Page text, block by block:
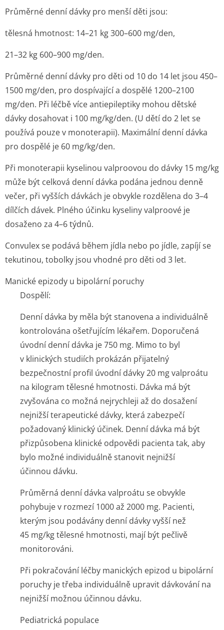
Průměrné denní dávky pro menší děti jsou:
tělesná hmotnost: 14–21 kg 300–600 mg/den,
21–32 kg 600–900 mg/den.
Průměrné denní dávky pro děti od 10 do 14 let jsou 450–
1500 mg/den, pro dospívající a dospělé 1200–2100
mg/den. Při léčbě více antiepileptiky mohou dětské
dávky dosahovat i 100 mg/kg/den. (U dětí do 2 let se
používá pouze v monoterapii). Maximální denní dávka
pro dospělé je 60 mg/kg/den.
Při monoterapii kyselinou valproovou do dávky 15 mg/kg
může být celková denní dávka podána jednou denně
večer, při vyšších dávkách je obvykle rozdělena do 3–4
dílčích dávek. Plného účinku kyseliny valproové je
dosaženo za 4–6 týdnů.
Convulex se podává během jídla nebo po jídle, zapíjí se
tekutinou, tobolky jsou vhodné pro děti od 3 let.
Manické epizody u bipolární poruchy
Dospělí:
Denní dávka by měla být stanovena a individuálně
kontrolována ošetřujícím lékařem. Doporučená
úvodní denní dávka je 750 mg. Mimo to byl
v klinických studiích prokázán přijatelný
bezpečnostní profil úvodní dávky 20 mg valproátu
na kilogram tělesné hmotnosti. Dávka má být
zvyšována co možná nejrychleji až do dosažení
nejnižší terapeutické dávky, která zabezpečí
požadovaný klinický účinek. Denní dávka má být
přizpůsobena klinické odpovědi pacienta tak, aby
bylo možné individuálně stanovit nejnižší
účinnou dávku.
Průměrná denní dávka valproátu se obvykle
pohybuje v rozmezí 1000 až 2000 mg. Pacienti,
kterým jsou podávány denní dávky vyšší než
45 mg/kg tělesné hmotnosti, mají být pečlivě
monitorováni.
Při pokračování léčby manických epizod u bipolární
poruchy je třeba individuálně upravit dávkování na
nejnižší možnou účinnou dávku.
Pediatrická populace